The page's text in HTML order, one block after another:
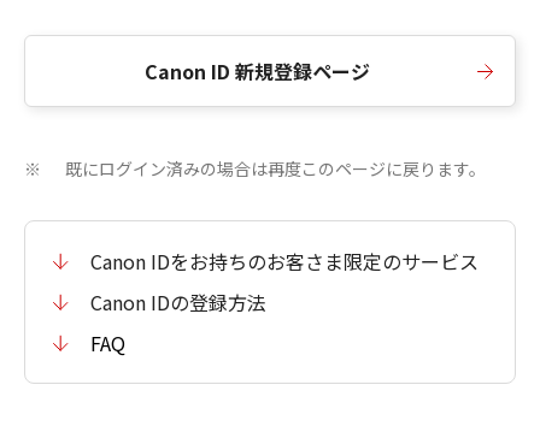
Canon ID 新規登録ページ
※ 既にログイン済みの場合は再度このページに戻ります。
Canon IDをお持ちのお客さま限定のサービス
Canon IDの登録方法
FAQ